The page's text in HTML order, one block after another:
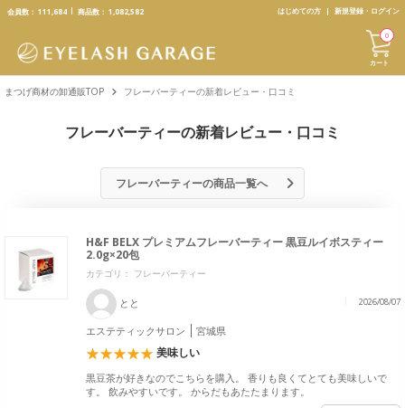
text.skipToContent
text.skipToNavigation
会員数： 111,684 商品数： 1,082,582 はじめての方 新規登録・ログイン
カート
0
まつげ商材の卸通販TOP フレーバーティーの新着レビュー・口コミ
フレーバーティーの新着レビュー・口コミ
フレーバーティーの商品一覧へ
H&F BELX プレミアムフレーバーティー 黒豆ルイボスティー
2.0g×20包
カテゴリ： フレーバーティー
とと 2026/08/07
エステティックサロン 宮城県
美味しい
黒豆茶が好きなのでこちらを購入。 香りも良くてとても美味しいで
す。 飲みやすいです。 からだもあたたまります。